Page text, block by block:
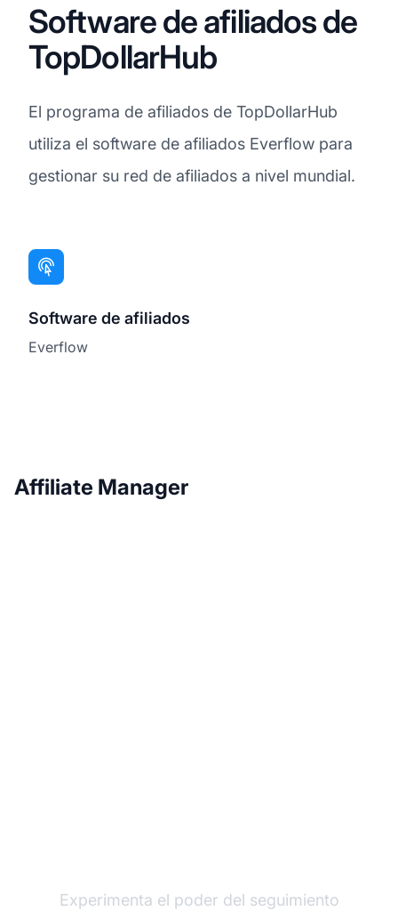
Software de afiliados de
TopDollarHub
El programa de afiliados de TopDollarHub
utiliza el software de afiliados Everflow para
gestionar su red de afiliados a nivel mundial.
Software de afiliados
Everflow
Affiliate Manager
Experimenta el poder del seguimiento